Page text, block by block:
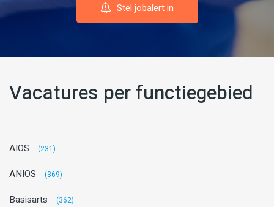
Stel jobalert in
Vacatures per functiegebied
AIOS (231)
ANIOS (369)
Basisarts (362)